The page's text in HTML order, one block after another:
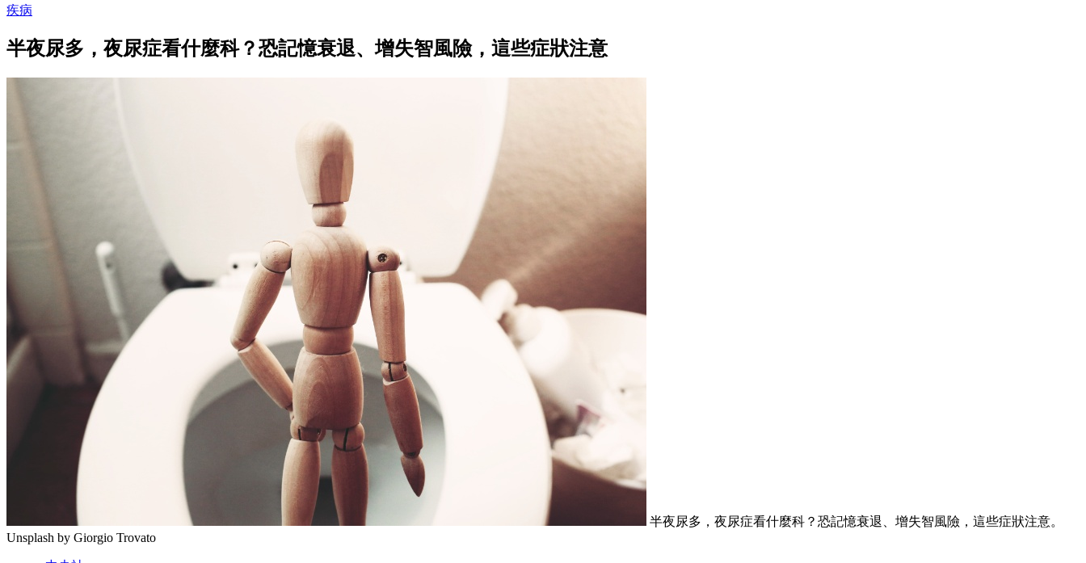
疾病
半夜尿多，夜尿症看什麼科？恐記憶衰退、增失智風險，這些症狀注意
半夜尿多，夜尿症看什麼科？恐記憶衰退、增失智風險，這些症狀注意。
Unsplash by Giorgio Trovato